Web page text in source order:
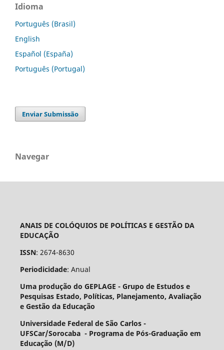
Idioma
Português (Brasil)
English
Español (España)
Português (Portugal)
Enviar Submissão
Navegar
ANAIS DE COLÓQUIOS DE POLÍTICAS E GESTÃO DA
EDUCAÇÃO
ISSN: 2674-8630
Periodicidade: Anual
Uma produção do GEPLAGE - Grupo de Estudos e
Pesquisas Estado, Políticas, Planejamento, Avaliação
e Gestão da Educação
Universidade Federal de São Carlos -
UFSCar/Sorocaba - Programa de Pós-Graduação em
Educação (M/D)